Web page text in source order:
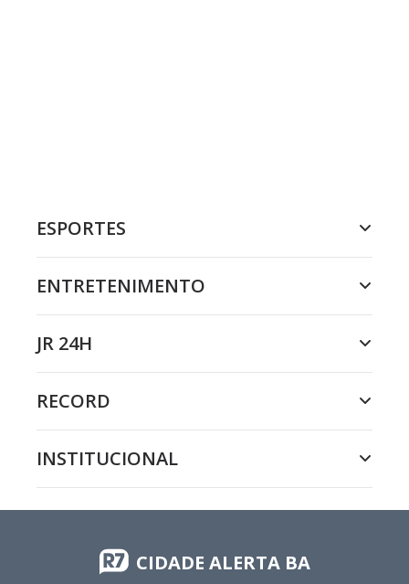
ESPORTES
ENTRETENIMENTO
JR 24H
RECORD
INSTITUCIONAL
CIDADE ALERTA BA